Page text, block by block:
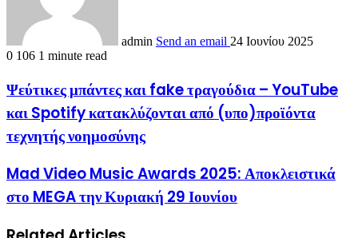
admin Send an email 24 Ιουνίου 2025
0 106 1 minute read
Ψεύτικες μπάντες και fake τραγούδια – YouTube
και Spotify κατακλύζονται από (υπο)προϊόντα
τεχνητής νοημοσύνης
Mad Video Music Awards 2025: Αποκλειστικά
στο MEGA την Κυριακή 29 Ιουνίου